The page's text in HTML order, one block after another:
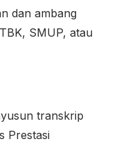
dan ambang
SMUP, atau
transkrip
Prestasi